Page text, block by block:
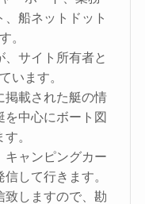
船ネットドット
。
サイト所有者と
います。
掲載された艇の情
を中心にボート図
。
キャンピングカー
して行きます。
致しますので、勘